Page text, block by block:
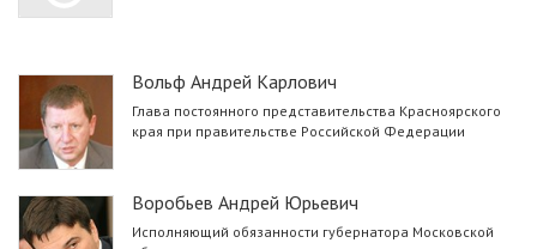
Вольф Андрей Карлович
Глава постоянного представительства Красноярского
края при правительстве Российской Федерации
Воробьев Андрей Юрьевич
Исполняющий обязанности губернатора Московской